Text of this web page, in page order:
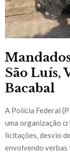
São Luís,
Bacabal
A Polícia Federal
uma organização
licitações, desvio
envolvendo verbas